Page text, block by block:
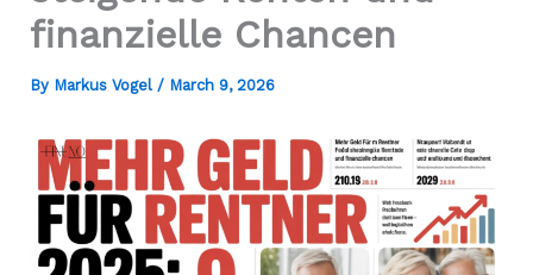
finanzielle Chancen
By Markus Vogel / March 9, 2026